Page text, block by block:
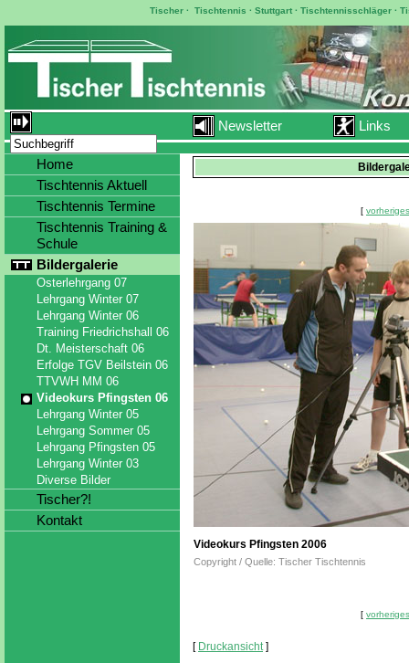
Tischer ·Tischtennis ·Stuttgart ·Tischtennisschläger ·
Newsletter Links
[
Videokurs Pfingsten 2006
Copyright / Quelle: Tischer Tischtennis
[
[ Druckansicht]
Home
Tischtennis Aktuell
Tischtennis Termine
Tischtennis Training &
Schule
Bildergalerie
Osterlehrgang 07
Lehrgang Winter 07
Lehrgang Winter 06
Training Friedrichshall 06
Dt. Meisterschaft 06
Erfolge TGV Beilstein 06
TTVWH MM 06
Videokurs Pfingsten 06
Lehrgang Winter 05
Lehrgang Sommer 05
Lehrgang Pfingsten 05
Lehrgang Winter 03
Diverse Bilder
Tischer?!
Kontakt